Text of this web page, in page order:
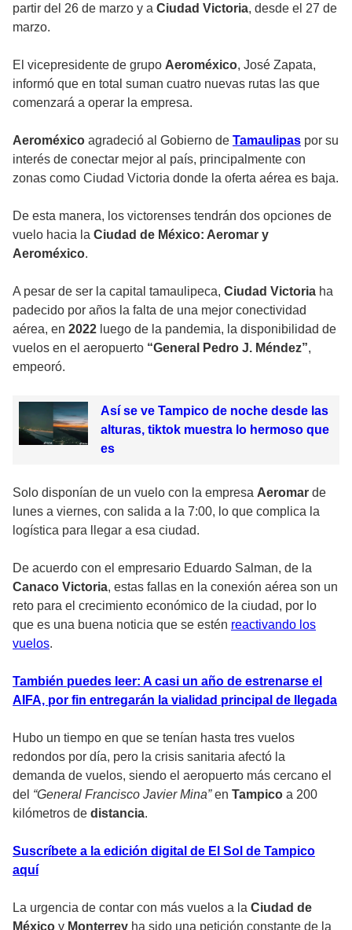
partir del 26 de marzo y a Ciudad Victoria, desde el 27 de
marzo.
El vicepresidente de grupo Aeroméxico, José Zapata,
informó que en total suman cuatro nuevas rutas las que
comenzará a operar la empresa.
Aeroméxico agradeció al Gobierno de Tamaulipas por su
interés de conectar mejor al país, principalmente con
zonas como Ciudad Victoria donde la oferta aérea es baja.
De esta manera, los victorenses tendrán dos opciones de
vuelo hacia la Ciudad de México: Aeromar y
Aeroméxico.
A pesar de ser la capital tamaulipeca, Ciudad Victoria ha
padecido por años la falta de una mejor conectividad
aérea, en 2022 luego de la pandemia, la disponibilidad de
vuelos en el aeropuerto “General Pedro J. Méndez”,
empeoró.
Así se ve Tampico de noche desde las
alturas, tiktok muestra lo hermoso que
es
Solo disponían de un vuelo con la empresa Aeromar de
lunes a viernes, con salida a la 7:00, lo que complica la
logística para llegar a esa ciudad.
De acuerdo con el empresario Eduardo Salman, de la
Canaco Victoria, estas fallas en la conexión aérea son un
reto para el crecimiento económico de la ciudad, por lo
que es una buena noticia que se estén reactivando los
vuelos.
También puedes leer: A casi un año de estrenarse el
AIFA, por fin entregarán la vialidad principal de llegada
Hubo un tiempo en que se tenían hasta tres vuelos
redondos por día, pero la crisis sanitaria afectó la
demanda de vuelos, siendo el aeropuerto más cercano el
del “General Francisco Javier Mina”en Tampico a 200
kilómetros de distancia.
Suscríbete a la edición digital de El Sol de Tampico
aquí
La urgencia de contar con más vuelos a la Ciudad de
México y Monterrey ha sido una petición constante de la